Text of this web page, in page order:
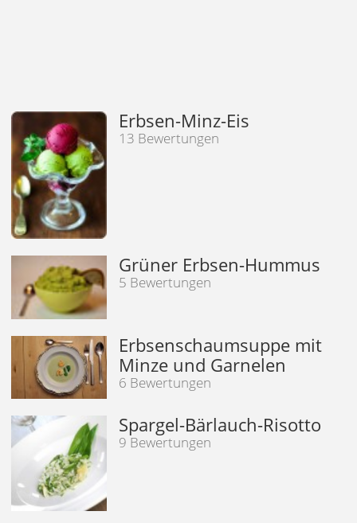
Erbsen-Minz-Eis
13 Bewertungen
Grüner Erbsen-Hummus
5 Bewertungen
Erbsenschaumsuppe mit
Minze und Garnelen
6 Bewertungen
Spargel-Bärlauch-Risotto
9 Bewertungen